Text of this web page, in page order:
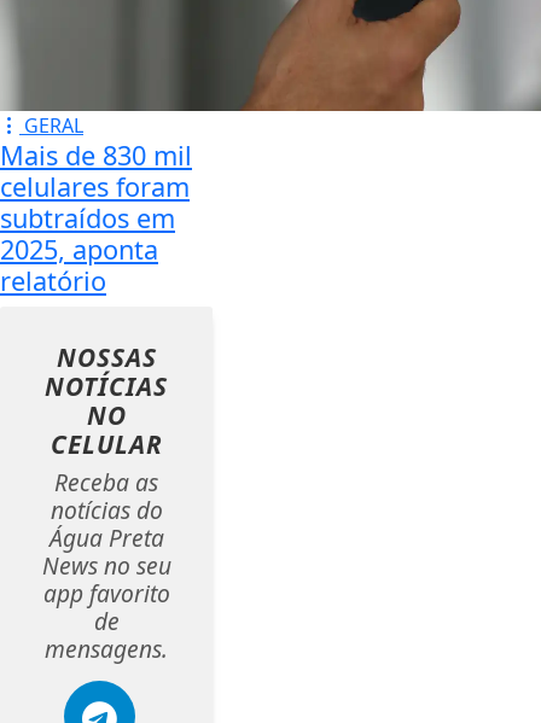
GERAL
Mais de 830 mil
celulares foram
subtraídos em
2025, aponta
relatório
NOSSAS
NOTÍCIAS
NO
CELULAR
Receba as
notícias do
Água Preta
News no seu
app favorito
de
mensagens.